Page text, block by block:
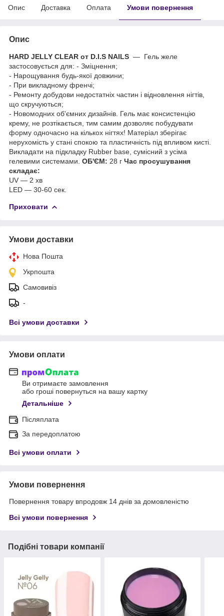
Опис Доставка Оплата Умови повернення
Опис
HARD JELLY CLEAR от D.I.S NAILS — Гель желе
застосовується для: - Зміцнення;
- Нарощування будь-якої довжини;
- При викладному френчі;
- Ремонту добудови недостатніх частин і відновлення нігтів,
що скручуються;
- Новомодних об'ємних дизайнів. Гель має консистенцію
крему, не розтікається, тим самим дозволяє побудувати
форму одночасно на кількох нігтях! Матеріал зберігає
нерухомість у стані спокою та пластичність під впливом кисті.
Викладати на підкладку Rubber base, сумісний з усіма
гелевими системами. ОБ'ЄМ: 28 г Час просушування
складає:
UV — 2 хв
LED — 30-60 сек.
Приховати
Умови доставки
Нова Пошта
Укрпошта
Самовивіз
-
Всі умови доставки
Умови оплати
Ви отримаєте замовлення
або гроші повернуться на вашу картку
Детальніше
Післяплата
За передоплатою
Всі умови оплати
Умови повернення
Повернення товару впродовж 14 днів за домовленістю
Всі умови повернення
Подібні товари компанії